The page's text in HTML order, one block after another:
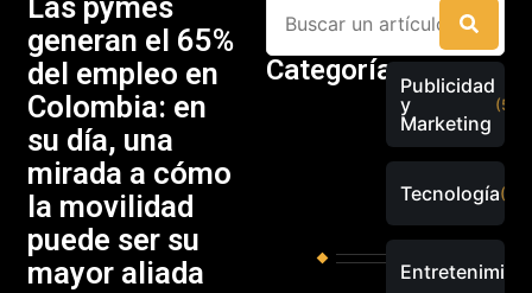
Las pymes
generan el 65%
del empleo en
Colombia: en
su día, una
mirada a cómo
la movilidad
puede ser su
mayor aliada
CategoríasPublicidad
y
Marketing
Tecnología